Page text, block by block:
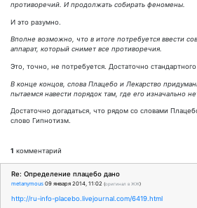
противоречий. И продолжать собирать феномены.
И это разумно.
Вполне возможно, что в итоге потребуется ввести
аппарат, который снимет все противоречия.
Это, точно, не потребуется. Достаточно стандартного
В конце концов, слова Плацебо и Лекарство
пытаемся навести порядок там, где его изначально
Достаточно догадаться, что рядом со словами
слово Гипнотизм.
1 комментарий
Re: Определение плацебо дано
metanymous 09 января 2014, 11:02 (оригинал в ЖЖ)
http://ru-info-placebo.livejournal.com/6419.html